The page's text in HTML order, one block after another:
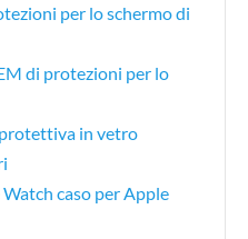
per lo schermo di
di protezioni per lo
in vetro
caso per Apple